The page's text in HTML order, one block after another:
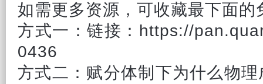
如需更多资源，可收藏最下面的
方式一：链接：https://
0436
方式二：赋分体制下为什么物